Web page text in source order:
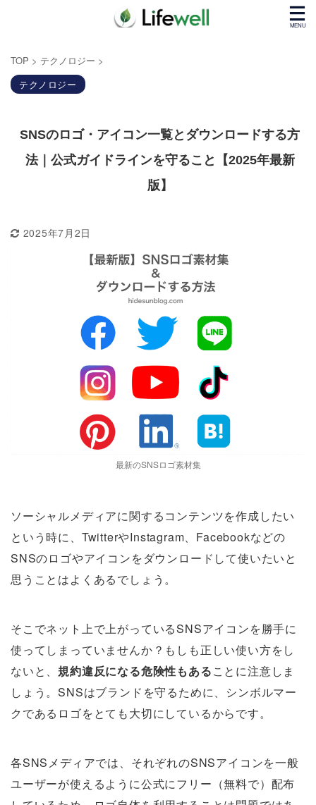
TOP > テクノロジー >
テクノロジー
SNSのロゴ・アイコン一覧とダウンロードする方
法｜公式ガイドラインを守ること【2025年最新
版】
2025年7月2日
最新のSNSロゴ素材集
ソーシャルメディアに関するコンテンツを作成したい
という時に、TwitterやInstagram、Facebookなどの
SNSのロゴやアイコンをダウンロードして使いたいと
思うことはよくあるでしょう。
そこでネット上で上がっているSNSアイコンを勝手に
使ってしまっていませんか？もしも正しい使い方をし
ないと、 規約違反になる危険性もあることに注意しま
しょう。SNSはブランドを守るために、シンボルマー
クであるロゴをとても大切にしているからです。
各SNSメディアでは、それぞれのSNSアイコンを一般
ユーザーが使えるように公式にフリー（無料で）配布